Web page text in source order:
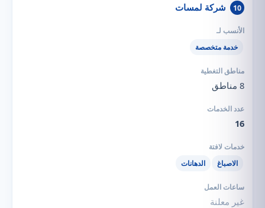
10 شركة لمسات
خدمة متخصصة
8 مناطق
16
الاصباغ الدهانات
غير معلنة